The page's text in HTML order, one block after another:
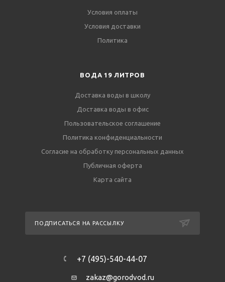
Условия оплаты
Условия доставки
Политика
ВОДА 19 ЛИТРОВ
Доставка воды в школу
Доставка воды в офис
Пользовательское соглашение
Политика конфиденциальности
Согласие на обработку персональных данных
Публичная оферта
Карта сайта
ПОДПИСАТЬСЯ НА РАССЫЛКУ
+7 (495)-540-44-07
zakaz@gorodvod.ru